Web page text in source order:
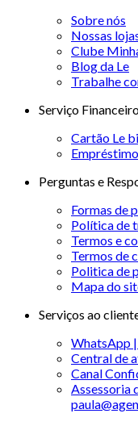
Sobre nós
Nossas
Clube
Blog da Le
Trabalhe
Serviço
Cartão Le
Perguntas e
Formas de
Política de
Termos e
Termos de
Politica de
Mapa do
Serviços ao
WhatsApp
Central de
Canal
Assessoria